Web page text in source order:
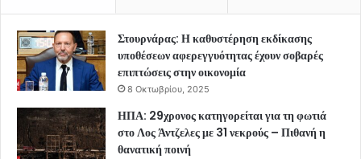
Στουρνάρας: Η καθυστέρηση εκδίκασης
υποθέσεων αφερεγγυότητας έχουν σοβαρές
επιπτώσεις στην οικονομία
8 Οκτωβρίου, 2025
ΗΠΑ: 29χρονος κατηγορείται για τη φωτιά
στο Λος Άντζελες με 31 νεκρούς – Πιθανή η
θανατική ποινή